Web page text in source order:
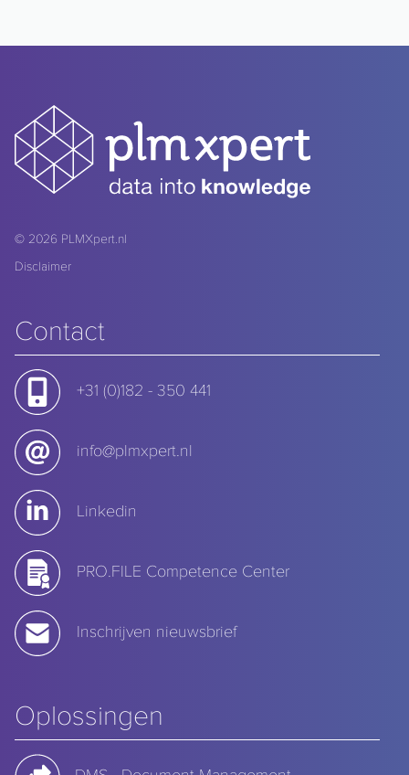
© 2026 PLMXpert.nl
Disclaimer
Contact
+31 (0)182 - 350 441
info@plmxpert.nl
Linkedin
PRO.FILE Competence Center
Inschrijven nieuwsbrief
Oplossingen